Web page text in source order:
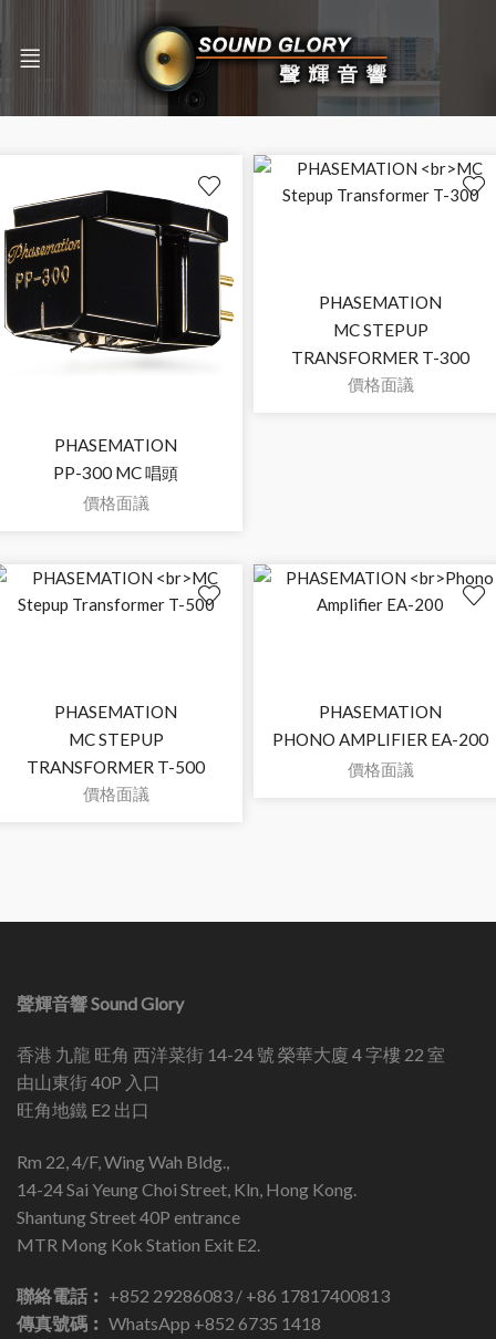
PHASEMATION
PP-300 MC 唱頭
價格面議
PHASEMATION
MC STEPUP
TRANSFORMER T-300
價格面議
PHASEMATION
MC STEPUP
TRANSFORMER T-500
價格面議
PHASEMATION
PHONO AMPLIFIER EA-200
價格面議
聲輝音響 Sound Glory
香港 九龍 旺角 西洋菜街 14-24 號 榮華大廈 4 字樓 22 室
由山東街 40P 入口
旺角地鐵 E2 出口
Rm 22, 4/F, Wing Wah Bldg.,
14-24 Sai Yeung Choi Street, Kln, Hong Kong.
Shantung Street 40P entrance
MTR Mong Kok Station Exit E2.
聯絡電話︰ +852 29286083 / +86 17817400813
傳真號碼︰ WhatsApp +852 6735 1418